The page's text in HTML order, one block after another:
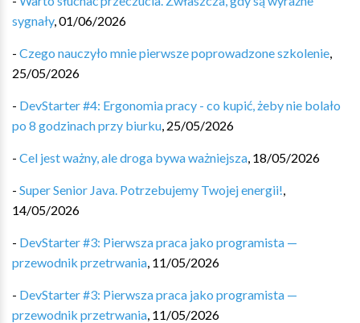
sygnały,01/06/2026
- Czego nauczyło mnie pierwsze poprowadzone szkolenie,
25/05/2026
- DevStarter #4: Ergonomia pracy - co kupić, żeby nie bolało
po 8 godzinach przy biurku, 25/05/2026
- Cel jest ważny, ale droga bywa ważniejsza, 18/05/2026
- Super Senior Java. Potrzebujemy Twojej energii!,
14/05/2026
- DevStarter #3: Pierwsza praca jako programista —
przewodnik przetrwania, 11/05/2026
- DevStarter #3: Pierwsza praca jako programista —
przewodnik przetrwania, 11/05/2026